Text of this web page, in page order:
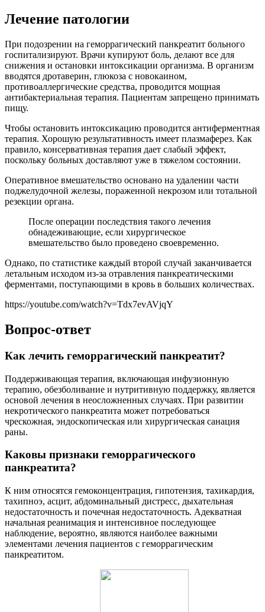
Лечение патологии
При подозрении на геморрагический панкреатит больного
госпитализируют. Врачи купируют боль, делают все для
снижения и остановки интоксикации организма. В организм
вводятся дротаверин, глюкоза с новокаином,
противоаллергические средства, проводится мощная
антибактериальная терапия. Пациентам запрещено принимать
пищу.
Чтобы остановить интоксикацию проводится антиферментная
терапия. Хорошую результативность имеет плазмаферез. Как
правило, консервативная терапия дает слабый эффект,
поскольку больных доставляют уже в тяжелом состоянии.
Оперативное вмешательство основано на удалении части
поджелудочной железы, пораженной некрозом или тотальной
резекции органа.
После операции последствия такого лечения
обнадеживающие, если хирургическое
вмешательство было проведено своевременно.
Однако, по статистике каждый второй случай заканчивается
летальным исходом из-за отравления панкреатическими
ферментами, поступающими в кровь в больших количествах.
https://youtube.com/watch?v=Tdx7evAVjqY
Вопрос-ответ
Как лечить геморрагический панкреатит?
Поддерживающая терапия, включающая инфузионную
терапию, обезболивание и нутритивную поддержку, является
основой лечения в неосложненных случаях. При развитии
некротического панкреатита может потребоваться
чрескожная, эндоскопическая или хирургическая санация
раны.
Каковы признаки геморрагического
панкреатита?
К ним относятся гемоконцентрация, гипотензия, тахикардия,
тахипноэ, асцит, абдоминальный дистресс, дыхательная
недостаточность и почечная недостаточность. Адекватная
начальная реанимация и интенсивное последующее
наблюдение, вероятно, являются наиболее важными
элементами лечения пациентов с геморрагическим
панкреатитом.